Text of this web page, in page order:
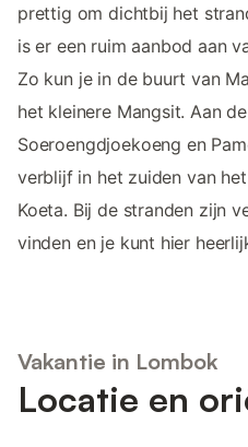
prettig om dichtbij het
is er een ruim aanbod aan
Zo kun je in de buurt van
het kleinere Mangsit. Aan
Soeroengdjoekoeng en
verblijf in het zuiden van
Koeta. Bij de stranden zijn
vinden en je kunt hier
Vakantie in Lombok
Locatie en